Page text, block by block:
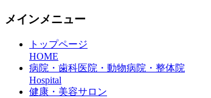
メインメニュー
トップページ
HOME
病院・歯科医院・動物病院・整体院
Hospital
健康・美容サロン